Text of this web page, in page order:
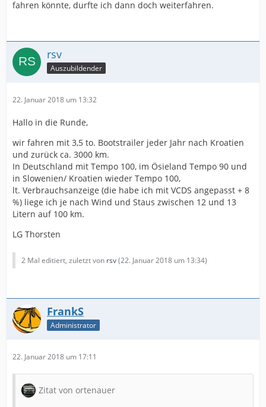
fahren könnte, durfte ich dann doch weiterfahren.
rsv
Auszubildender
22. Januar 2018 um 13:32
Hallo in die Runde,
wir fahren mit 3,5 to. Bootstrailer jeder Jahr nach Kroatien
und zurück ca. 3000 km.
In Deutschland mit Tempo 100, im Ösieland Tempo 90 und
in Slowenien/ Kroatien wieder Tempo 100,
lt. Verbrauchsanzeige (die habe ich mit VCDS angepasst + 8
%) liege ich je nach Wind und Staus zwischen 12 und 13
Litern auf 100 km.
LG Thorsten
2 Mal editiert, zuletzt von rsv(22. Januar 2018 um 13:34)
FrankS
Administrator
22. Januar 2018 um 17:11
Zitat von ortenauer